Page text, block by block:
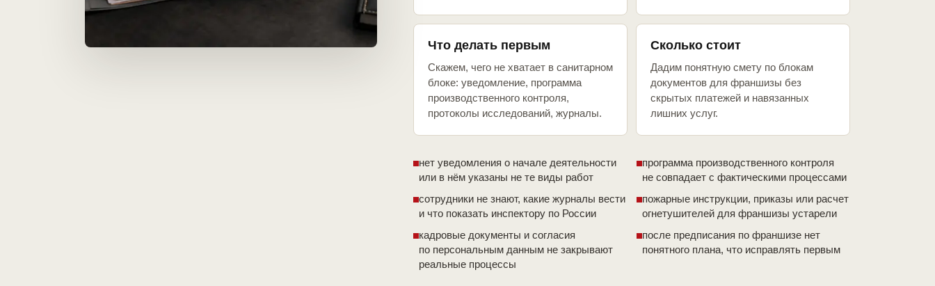
Что делать первым
Скажем, чего не хватает в санитарном
блоке: уведомление, программа
производственного контроля,
протоколы исследований, журналы.
Сколько стоит
Дадим понятную смету по блокам
документов для франшизы без
скрытых платежей и навязанных
лишних услуг.
нет уведомления о начале деятельности
или в нём указаны не те виды работ
программа производственного контроля
не совпадает с фактическими процессами
сотрудники не знают, какие журналы вести
и что показать инспектору по России
пожарные инструкции, приказы или расчет
огнетушителей для франшизы устарели
кадровые документы и согласия
по персональным данным не закрывают
реальные процессы
после предписания по франшизе нет
понятного плана, что исправлять первым